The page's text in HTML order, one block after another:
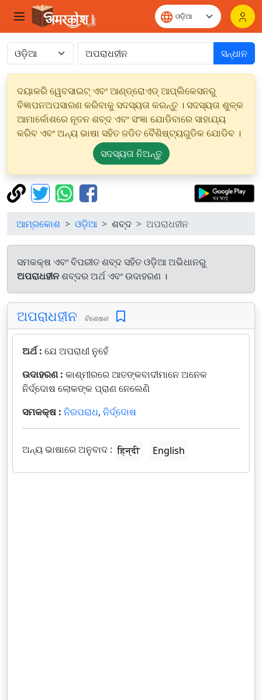
ସନ୍ଧାନ
ଦୟାକରି ୱେବସାଇଟ୍ ଏବଂ ଆଣ୍ଡ୍ରୋଏଡ୍ ଆପ୍ଲିକେସନରୁ
ବିଜ୍ଞାପନଅପସାରଣ କରିବାକୁ ସଦସ୍ୟତା କରନ୍ତୁ । ସଦସ୍ୟତା ଶୁଳ୍କ
ଆମାର୍କୋଶରେ ନୂତନ ଶବ୍ଦ ଏବଂ ସଂଜ୍ଞା ଯୋଡିବାରେ ସାହାଯ୍ୟ
କରିବ ଏବଂ ଅନ୍ୟ ଭାଷା ସହିତ ଜଡିତ ବୈଶିଷ୍ଟ୍ୟଗୁଡିକ ଯୋଡିବ ।
ସଦସ୍ୟତା ନିଅନ୍ତୁ
ଆମ୍ରକୋଶ ଓଡ଼ିଆ ଶବ୍ଦ ଅପରାଧହୀନ
ସମକକ୍ଷ ଏବଂ ବିପରୀତ ଶବ୍ଦ ସହିତ ଓଡ଼ିଆ ଅଭିଧାନରୁ
ଅପରାଧହୀନଶବ୍ଦର ଅର୍ଥ ଏବଂ ଉଦାହରଣ ।
ଅପରାଧହୀନ ବିଶେଷଣ
ଅର୍ଥ : ଯେ ଅପରାଧୀ ନୁହେଁ
ଉଦାହରଣ : କାଶ୍ମୀରରେ ଆତଙ୍କବାଦୀମାନେ ଅନେକ
ନିର୍ଦ୍ଦୋଷ ଲୋକଙ୍କ ପ୍ରାଣ ନେଲେଣି
ସମକକ୍ଷ : ନିରପରାଧ, ନିର୍ଦ୍ଦୋଷ
ଅନ୍ୟ ଭାଷାରେ ଅନୁବାଦ : हिन्दी English